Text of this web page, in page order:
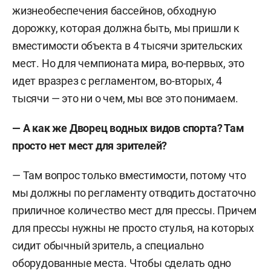
жизнеобеспечения бассейнов, обходную
дорожку, которая должна быть, мы пришли к
вместимости объекта в 4 тысячи зрительских
мест. Но для чемпионата мира, во-первых, это
идет вразрез с регламентом, во-вторых, 4
тысячи — это ни о чем, мы все это понимаем.
— А как же Дворец водных видов спорта? Там
просто нет мест для зрителей?
— Там вопрос только вместимости, потому что
мы должны по регламенту отводить достаточно
приличное количество мест для прессы. Причем
для прессы нужны не просто стулья, на которых
сидит обычный зритель, а специально
оборудованные места. Чтобы сделать одно